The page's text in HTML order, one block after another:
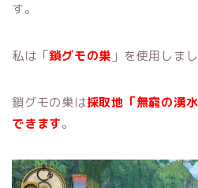
す。
私は「鎖グモの巣 」を使用しまし
鎖グモの巣は採取地「無窮の湧
できます。